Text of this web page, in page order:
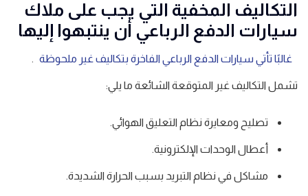
التكاليف المخفية التي يجب على ملاك
سيارات الدفع الرباعي أن ينتبهوا إليها
غالبًا تأتي سيارات الدفع الرباعي الفاخرة بتكاليف غير ملحوظة .
تشمل التكاليف غير المتوقعة الشائعة ما يلي:
تصليح ومعايرة نظام التعليق الهوائي.
أعطال الوحدات الإلكترونية.
مشاكل في نظام التبريد بسبب الحرارة الشديدة.